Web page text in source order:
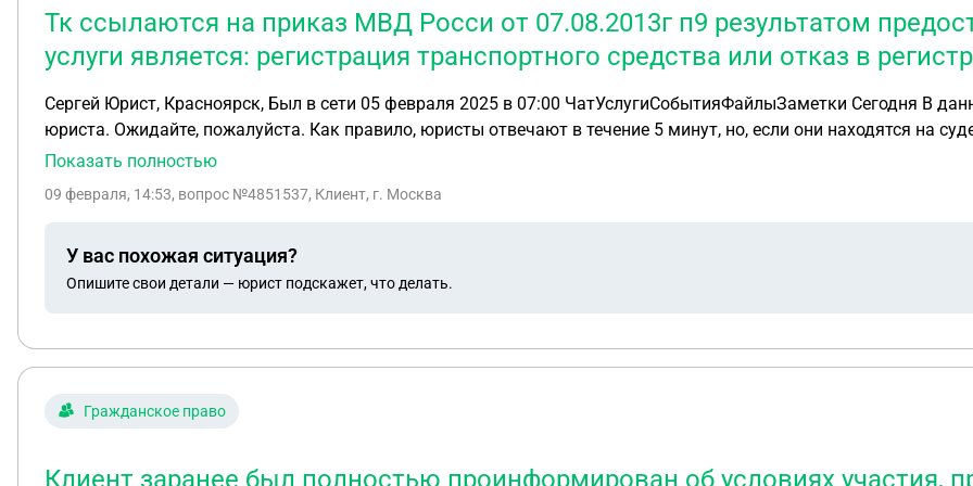
Тк ссылаются на приказ МВД Росси от 07.08.2013г п9 результатом
услуги является: регистрация транспортного средства или отказ в
Сергей Юрист, Красноярск, Был в сети 05 февраля 2025 в 07:00 ЧатУслугиСобытияФайлыЗаметки Сегодня В данный момент мы занимаемся для вас поиском
юриста. Ожидайте, пожалуйста. Как правило, юристы отвечают в течение 5 минут, но, если они находятся на
увеличиться. Обязательно зайдите проверить сообщения. Вы запросили предварительную консультацию в чате. Кратко о проблеме: При первичном заявлении
транспорта. По заявлению на следующий день пришел отказ в регистрации тк на машине стоит запрет. После
полодительный комментарий. Вопрос не заставят ли нас еще раз оплачивать пошлину, что услуга оказана,
07.08.2013г п9 "результатом предоставления государственной услуги является: регистрация транспортного
Показать полностью
09 февраля, 14:53, вопрос №4851537, Клиент, г. Москва
У вас похожая ситуация?
Опишите свои детали — юрист подскажет, что делать.
Гражданское право
Клиент заранее был полностью проинформирован об условиях участия,